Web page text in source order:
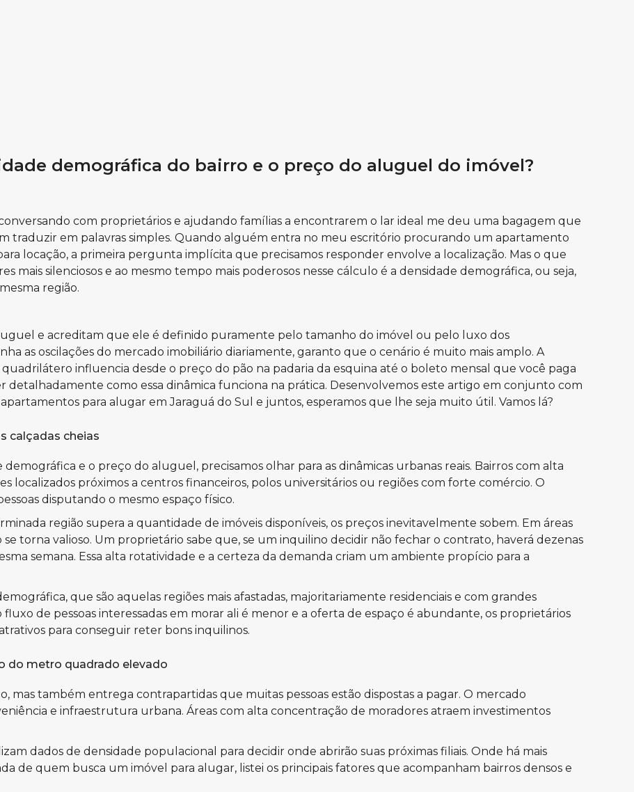
demográfica do bairro e o preço do aluguel do imóvel?
com proprietários e ajudando famílias a encontrarem o lar ideal me deu uma bagagem que
traduzir em palavras simples. Quando alguém entra no meu escritório procurando um apartamento
locação, a primeira pergunta implícita que precisamos responder envolve a localização. Mas o que
mais silenciosos e ao mesmo tempo mais poderosos nesse cálculo é a densidade demográfica, ou seja,
região.
e acreditam que ele é definido puramente pelo tamanho do imóvel ou pelo luxo dos
as oscilações do mercado imobiliário diariamente, garanto que o cenário é muito mais amplo. A
influencia desde o preço do pão na padaria da esquina até o boleto mensal que você paga
detalhadamente como essa dinâmica funciona na prática. Desenvolvemos este artigo em conjunto com
apartamentos para alugar em Jaraguá do Sul e juntos, esperamos que lhe seja muito útil. Vamos lá?
calçadas cheias
e o preço do aluguel, precisamos olhar para as dinâmicas urbanas reais. Bairros com alta
localizados próximos a centros financeiros, polos universitários ou regiões com forte comércio. O
disputando o mesmo espaço físico.
região supera a quantidade de imóveis disponíveis, os preços inevitavelmente sobem. Em áreas
torna valioso. Um proprietário sabe que, se um inquilino decidir não fechar o contrato, haverá dezenas
semana. Essa alta rotatividade e a certeza da demanda criam um ambiente propício para a
que são aquelas regiões mais afastadas, majoritariamente residenciais e com grandes
de pessoas interessadas em morar ali é menor e a oferta de espaço é abundante, os proprietários
para conseguir reter bons inquilinos.
do metro quadrado elevado
também entrega contrapartidas que muitas pessoas estão dispostas a pagar. O mercado
e infraestrutura urbana. Áreas com alta concentração de moradores atraem investimentos
dados de densidade populacional para decidir onde abrirão suas próximas filiais. Onde há mais
de quem busca um imóvel para alugar, listei os principais fatores que acompanham bairros densos e